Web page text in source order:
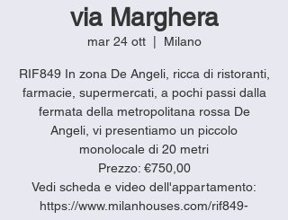
via Marghera
mar 24 ott
  |
Milano
RIF849 In zona De Angeli, ricca di ristoranti,
farmacie, supermercati, a pochi passi dalla
fermata della metropolitana rossa De
Angeli, vi presentiamo un piccolo
monolocale di 20 metri
Prezzo: €750,00
Vedi scheda e video dell'appartamento:
https://www.milanhouses.com/rif849-